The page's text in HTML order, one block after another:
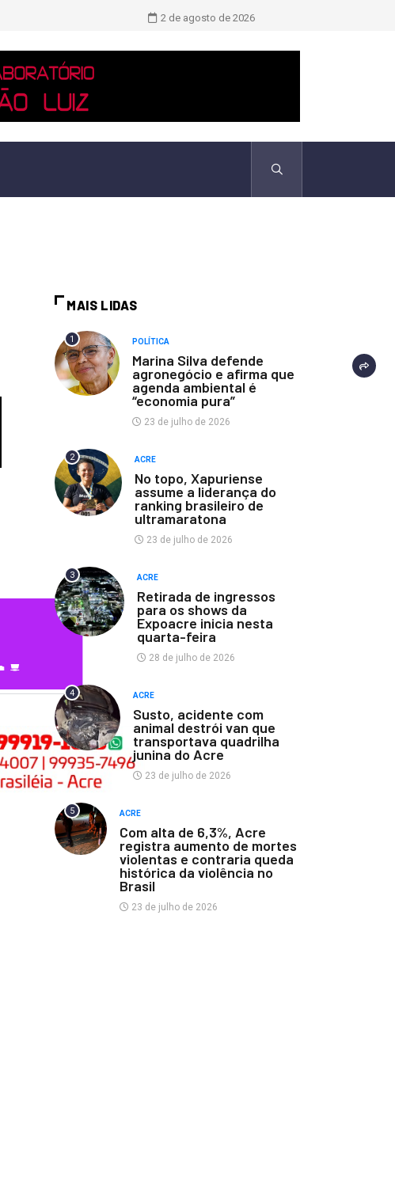
Novo boletim indica El Niño ‘muito
2 de agosto de 2026
MAIS LIDAS
1 POLÍTICA
Marina Silva defende
agronegócio e afirma que
agenda ambiental é
“economia pura”
23 de julho de 2026
2 ACRE
No topo, Xapuriense
assume a liderança do
ranking brasileiro de
ultramaratona
23 de julho de 2026
3 ACRE
Retirada de ingressos
para os shows da
Expoacre inicia nesta
quarta-feira
28 de julho de 2026
4 ACRE
Susto, acidente com
animal destrói van que
transportava quadrilha
junina do Acre
23 de julho de 2026
5 ACRE
Com alta de 6,3%, Acre
registra aumento de mortes
violentas e contraria queda
histórica da violência no
Brasil
23 de julho de 2026